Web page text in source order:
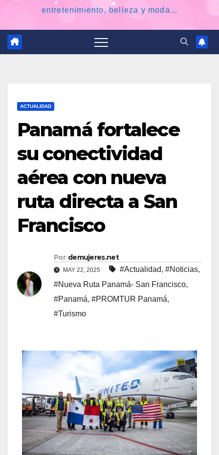
entretenimiento, belleza y moda...
ACTUALIDAD
Panamá fortalece
su conectividad
aérea con nueva
ruta directa a San
Francisco
Por demujeres.net
MAY 22, 2025 #Actualidad, #Noticias,
#Nueva Ruta Panamá- San Francisco,
#Panamá, #PROMTUR Panamá,
#Turismo